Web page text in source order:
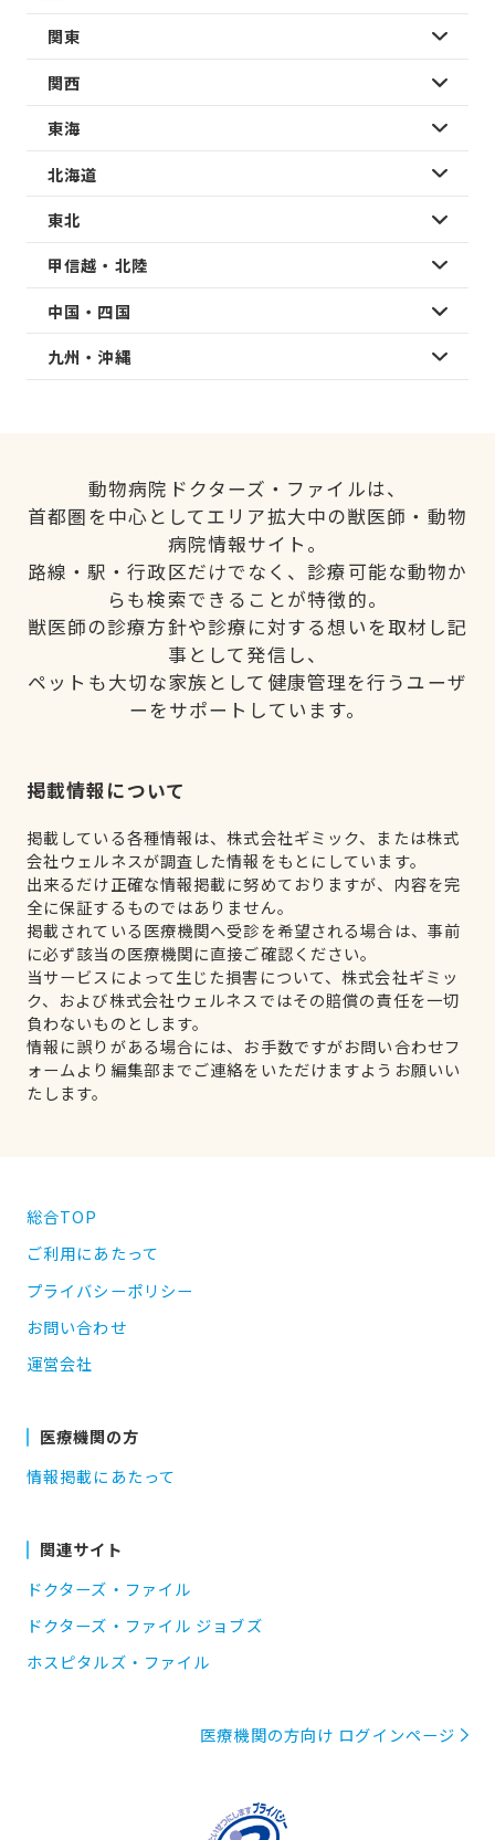
関東
関西
東海
北海道
東北
甲信越・北陸
中国・四国
九州・沖縄
動物病院ドクターズ・ファイルは、
首都圏を中心としてエリア拡大中の獣医師・動物
病院情報サイト。
路線・駅・行政区だけでなく、診療可能な動物か
らも検索できることが特徴的。
獣医師の診療方針や診療に対する想いを取材し記
事として発信し、
ペットも大切な家族として健康管理を行うユーザ
ーをサポートしています。
掲載情報について
掲載している各種情報は、株式会社ギミック、または株式
会社ウェルネスが調査した情報をもとにしています。
出来るだけ正確な情報掲載に努めておりますが、内容を完
全に保証するものではありません。
掲載されている医療機関へ受診を希望される場合は、事前
に必ず該当の医療機関に直接ご確認ください。
当サービスによって生じた損害について、株式会社ギミッ
ク、および株式会社ウェルネスではその賠償の責任を一切
負わないものとします。
情報に誤りがある場合には、お手数ですがお問い合わせフ
ォームより編集部までご連絡をいただけますようお願いい
たします。
総合TOP
ご利用にあたって
プライバシーポリシー
お問い合わせ
運営会社
医療機関の方
情報掲載にあたって
関連サイト
ドクターズ・ファイル
ドクターズ・ファイル ジョブズ
ホスピタルズ・ファイル
医療機関の方向け ログインページ